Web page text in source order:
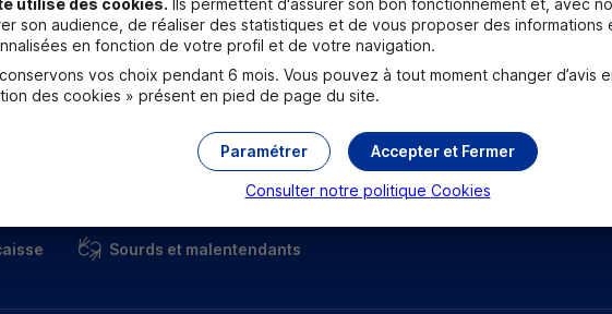
Toutes les localités
Sourds et malentendants
son audience, de réaliser des statistiques et de vous proposer des informations
en fonction de votre profil et de votre navigation.
vos choix pendant 6 mois. Vous pouvez à tout moment changer d’avis
des cookies » présent en pied de page du site.
Accepter et Fermer
Paramétrer
Consulter notre politique Cookies